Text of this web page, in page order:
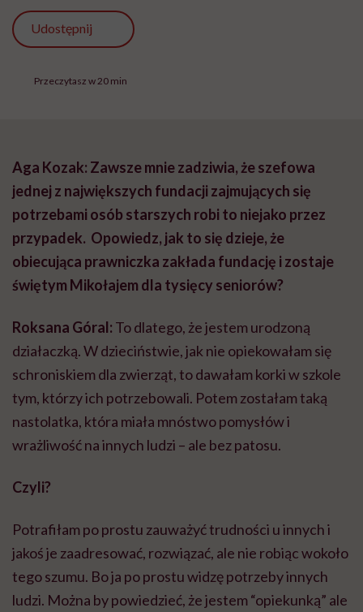
Udostępnij
Przeczytasz w 20 min
Aga Kozak: Zawsze mnie zadziwia, że szefowa
jednej z największych fundacji zajmujących się
potrzebami osób starszych robi to niejako przez
przypadek. Opowiedz, jak to się dzieje, że
obiecująca prawniczka zakłada fundację i zostaje
świętym Mikołajem dla tysięcy seniorów?
Roksana Góral: To dlatego, że jestem urodzoną
działaczką. W dzieciństwie, jak nie opiekowałam się
schroniskiem dla zwierząt, to dawałam korki w szkole
tym, którzy ich potrzebowali. Potem zostałam taką
nastolatka, która miała mnóstwo pomysłów i
wrażliwość na innych ludzi – ale bez patosu.
Czyli?
Potrafiłam po prostu zauważyć trudności u innych i
jakoś je zaadresować, rozwiązać, ale nie robiąc wokoło
tego szumu. Bo ja po prostu widzę potrzeby innych
ludzi. Można by powiedzieć, że jestem “opiekunką” ale